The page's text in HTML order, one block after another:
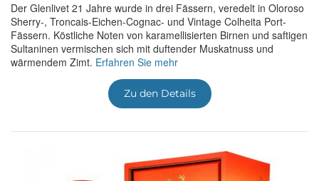
Der Glenlivet 21 Jahre wurde in drei Fässern, veredelt in Oloroso
Sherry-, Troncais-Eichen-Cognac- und Vintage Colheita Port-
Fässern. Köstliche Noten von karamellisierten Birnen und saftigen
Sultaninen vermischen sich mit duftender Muskatnuss und
wärmendem Zimt. Erfahren Sie mehr
Zu den Details